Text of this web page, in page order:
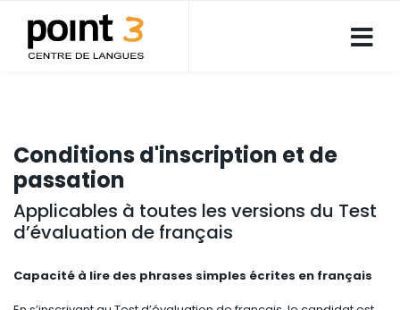
Conditions d'inscription et de
passation
Applicables à toutes les versions du Test
d’évaluation de français
Capacité à lire des phrases simples écrites en français